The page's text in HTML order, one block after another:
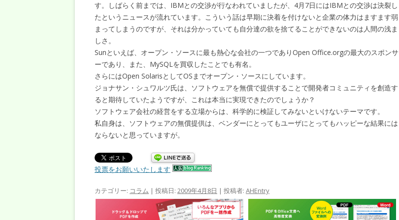
す。しばらく前までは、IBMとの交渉が行なわれていましたが、4月7日にはIBMとの交渉は決裂し
たというニュースが流れています。こういう話は早期に決着を付けないと企業の体力はますます弱
まってしまうのですが、それは分かっていても自分達の欲を捨てることができないのは人間の浅ま
しさ。
Sunといえば、オープン・ソースに最も熱心な会社の一つでありOpen Office.orgの最大のスポンサ
ーであり、また、MySQLを買収したことでも有名。
さらにはOpen SolarisとしてOSまでオープン・ソースにしています。
ジョナサン・シュワルツ氏は、ソフトウェアを無償で提供することで開発者コミュニティを創造す
ると期待していたようですが、これは本当に実現できたのでしょうか？
ソフトウェア会社の経営をする立場からは、科学的に検証してみないといけないテーマです。
私自身は、ソフトウェアの無償提供は、ベンダーにとってもユーザにとってもハッピーな結果には
ならないと思っていますが。
投票をお願いいたします
カテゴリー: コラム | 投稿日: 2009年4月8日 | 投稿者: AHEntry